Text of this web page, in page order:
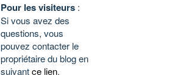
Pour les visiteurs :
Si vous avez des
questions, vous
pouvez contacter le
propriétaire du blog en
suivantce lien.